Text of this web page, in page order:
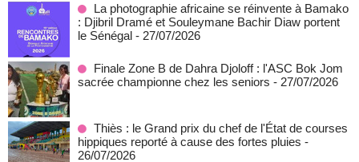
La photographie africaine se réinvente à Bamako
: Djibril Dramé et Souleymane Bachir Diaw portent
le Sénégal - 27/07/2026
Finale Zone B de Dahra Djoloff : l'ASC Bok Jom
sacrée championne chez les seniors - 27/07/2026
Thiès : le Grand prix du chef de l'État de courses
hippiques reporté à cause des fortes pluies -
26/07/2026